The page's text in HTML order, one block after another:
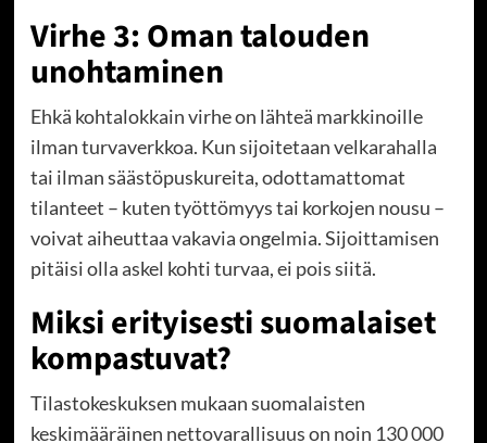
Virhe 3: Oman talouden
unohtaminen
Ehkä kohtalokkain virhe on lähteä markkinoille
ilman turvaverkkoa. Kun sijoitetaan velkarahalla
tai ilman säästöpuskureita, odottamattomat
tilanteet – kuten työttömyys tai korkojen nousu –
voivat aiheuttaa vakavia ongelmia. Sijoittamisen
pitäisi olla askel kohti turvaa, ei pois siitä.
Miksi erityisesti suomalaiset
kompastuvat?
Tilastokeskuksen mukaan suomalaisten
keskimääräinen nettovarallisuus on noin 130 000